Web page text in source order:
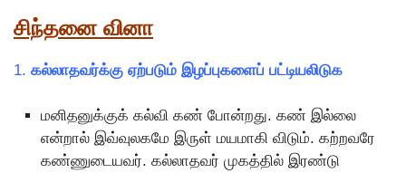
சிந்தனை வினா
1. கல்லாதவர்க்கு ஏற்படும் இழப்புகளைப் பட்டியலிடுக
மனிதனுக்குக் கல்வி கண் போன்றது. கண் இல்லை
என்றால் இவ்வுலகமே இருள் மயமாகி விடும். கற்றவரே
கண்ணுடையவர். கல்லாதவர் முகத்தில் இரண்டு